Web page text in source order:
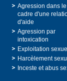
Agressiondansle
d'aide
Agressionpar
intoxication